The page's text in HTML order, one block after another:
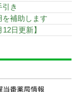
き
補助します
日更新】